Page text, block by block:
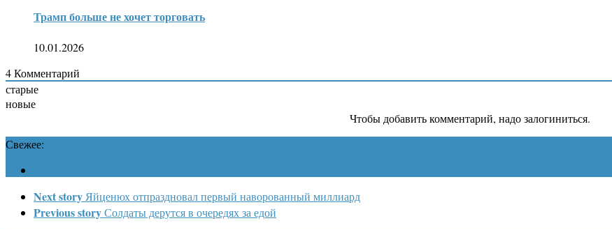
Трамп больше не хочет торговать
10.01.2026
4Комментарий
старые
новые
Чтобы добавить комментарий, надо залогиниться.
Свежее:
Next story Яйценюх отпраздновал первый наворованный миллиард
Previous storyСолдаты дерутся в очередях за едой